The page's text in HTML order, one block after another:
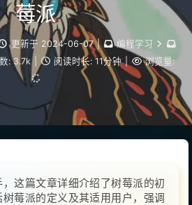
莓派
更新于 2024-06-07 |
编程学习
: 3.7k 阅读时长: 11分钟 | 浏览量:
这篇文章详细介绍了树莓派的初
莓派的定义及其适用用户，强调